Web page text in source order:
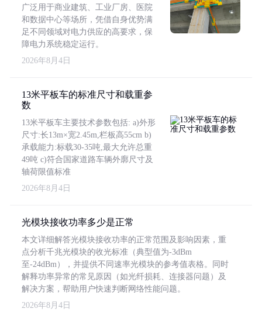
广泛用于商业建筑、工业厂房、医院
和数据中心等场所，凭借自身优势满
足不同领域对电力供应的高要求，保
障电力系统稳定运行。
2026年8月4日
13米平板车的标准尺寸和载重参
数
13米平板车主要技术参数包括: a)外形
尺寸:长13m×宽2.45m,栏板高55cm b)
承载能力:标载30-35吨,最大允许总重
49吨 c)符合国家道路车辆外廓尺寸及
轴荷限值标准
2026年8月4日
光模块接收功率多少是正常
本文详细解答光模块接收功率的正常范围及影响因素，重
点分析千兆光模块的收光标准（典型值为-3dBm
至-24dBm），并提供不同速率光模块的参考值表格。同时
解释功率异常的常见原因（如光纤损耗、连接器问题）及
解决方案，帮助用户快速判断网络性能问题。
2026年8月4日